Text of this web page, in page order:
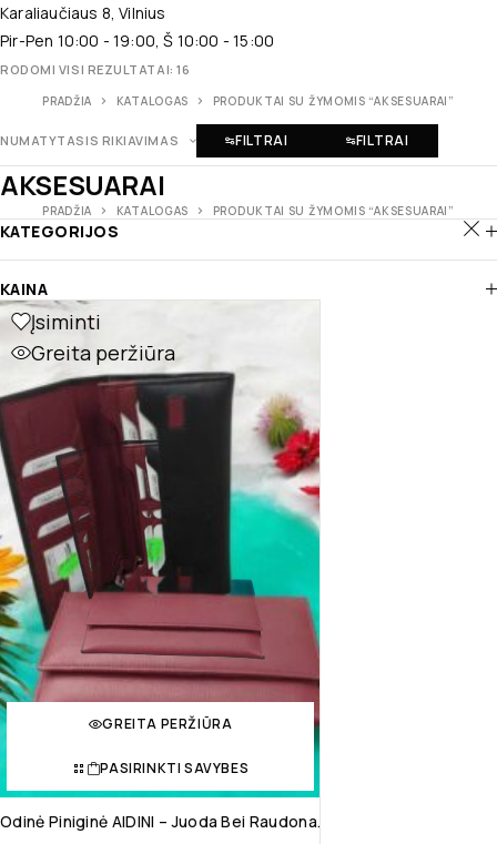
Karaliaučiaus 8, Vilnius
Pir-Pen 10:00 - 19:00, Š 10:00 - 15:00
RODOMI VISI REZULTATAI: 16
PRADŽIA KATALOGAS PRODUKTAI SU ŽYMOMIS “AKSESUARAI”
NUMATYTASIS RIKIAVIMAS FILTRAI FILTRAI
AKSESUARAI
PRADŽIA KATALOGAS PRODUKTAI SU ŽYMOMIS “AKSESUARAI”
KATEGORIJOS
KAINA
Įsiminti
Greita peržiūra
GREITA PERŽIŪRA
PASIRINKTI SAVYBES
Odinė Piniginė AIDINI – Juoda Bei Raudona.